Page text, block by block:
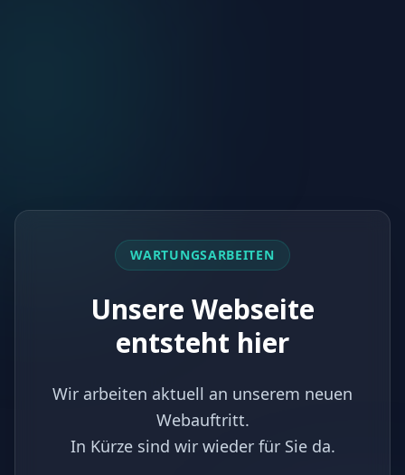
WARTUNGSARBEITEN
Unsere Webseite
entsteht hier
Wir arbeiten aktuell an unserem neuen
Webauftritt.
In Kürze sind wir wieder für Sie da.